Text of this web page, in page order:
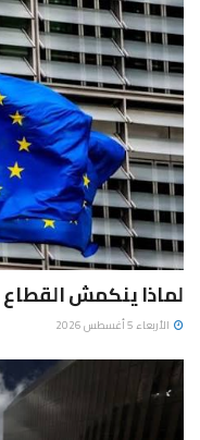
لماذا ينكمش القطاع
الأربعاء 5 أغسطس 2026